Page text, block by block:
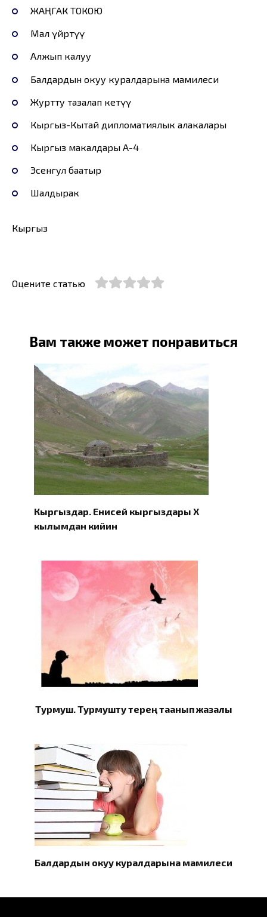
ЖАҢГАК ТОКОЮ
Мал үйрөтүү
Алжып калуу
Балдардын окуу куралдарына мамилеси
Журтту тазалап кетүү
Кыргыз-Кытай дипломатиялык алакалары
Кыргыз макалдары А-4
Эсенгул баатыр
Шалдырак
Кыргыз
Оцените статью
Вам также может понравиться
Кыргыздар. Eнисей кыргыздары X
кылымдан кийин
Турмуш. Турмушту терең таанып жазалы
Балдардын окуу куралдарына мамилеси